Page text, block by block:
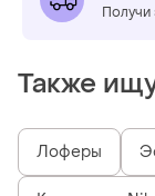
Получи
Также
Лоферы